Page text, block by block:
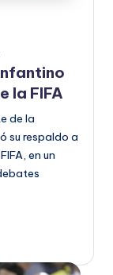
la FIFA
de la
su respaldo a
en un